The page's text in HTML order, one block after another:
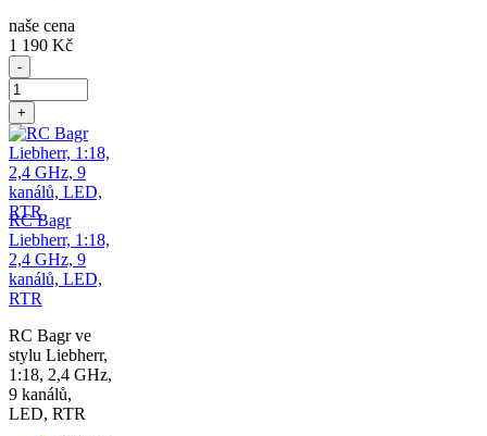
naše cena
1 190 Kč
-
+
RC Bagr
Liebherr, 1:18,
2,4 GHz, 9
kanálů, LED,
RTR
RC Bagr ve
stylu Liebherr,
1:18, 2,4 GHz,
9 kanálů,
LED, RTR